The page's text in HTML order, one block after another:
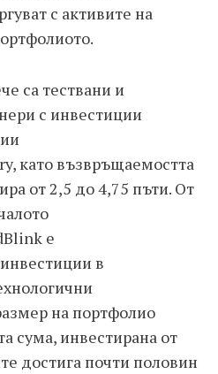
с активите на
.
са тествани и
с инвестиции
като възвръщаемостта
от 2,5 до4,75 пъти. От
е
инвестиции в
на портфолио
сума, инвестирана от
достига почти половин